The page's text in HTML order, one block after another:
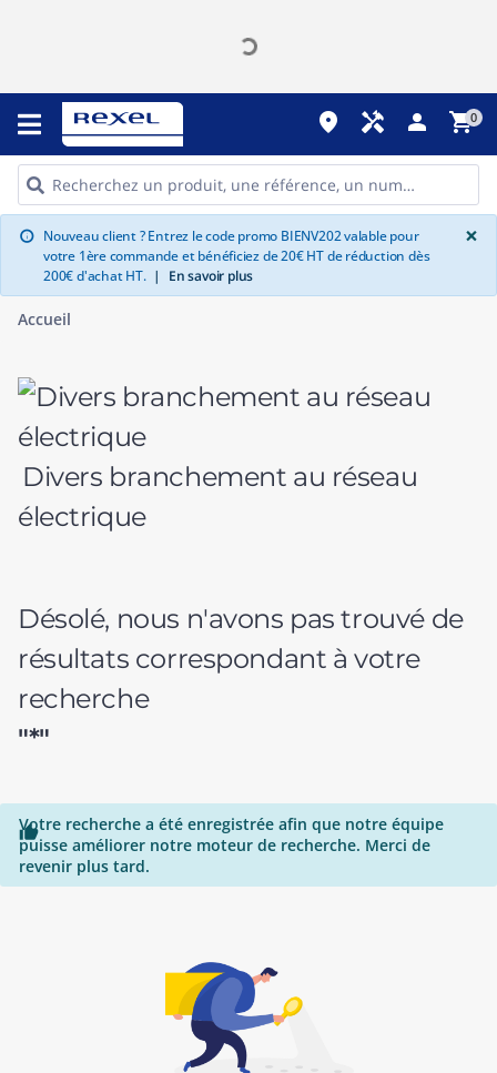
place handyman person shopping_cart0
info Nouveau client ? Entrez le code promo BIENV202 valable pour
votre 1ère commande et bénéficiez de 20€ HT de réduction dès
200€ d'achat HT. | En savoir plus
×
Accueil
Divers branchement au réseau
électrique
Désolé, nous n'avons pas trouvé de
résultats correspondant à votre
recherche
"*"

Votre recherche a été enregistrée afin que notre équipe
puisse améliorer notre moteur de recherche. Merci de
revenir plus tard.